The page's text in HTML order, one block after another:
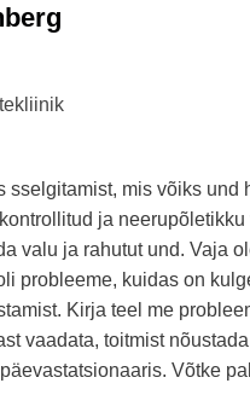
sselgitamist, mis võiks und
ja
valu ja rahutut und. Vaja
probleeme, kuidas on
Kirja teel me
vaadata, toitmist
Võtke